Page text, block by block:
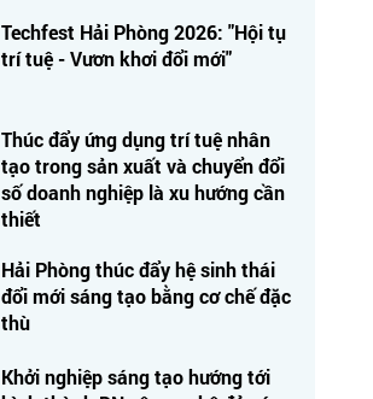
Techfest Hải Phòng 2026: "Hội tụ
trí tuệ - Vươn khơi đổi mới"
Thúc đẩy ứng dụng trí tuệ nhân
tạo trong sản xuất và chuyển đổi
số doanh nghiệp là xu hướng cần
thiết
Hải Phòng thúc đẩy hệ sinh thái
đổi mới sáng tạo bằng cơ chế đặc
thù
Khởi nghiệp sáng tạo hướng tới